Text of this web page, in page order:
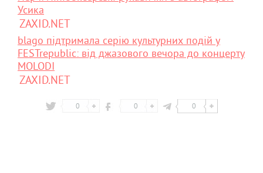
Усика
ZAXID.NET
blago підтримала серію культурних подій у
FESTrepublic: від джазового вечора до концерту
MOLODI
ZAXID.NET
0 0 0